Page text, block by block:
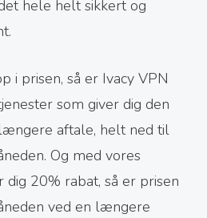
hele helt sikkert og
i prisen, så er Ivacy VPN
som giver dig den
aftale, helt ned til
Og med vores
dig 20% rabat, så er prisen
ved en længere